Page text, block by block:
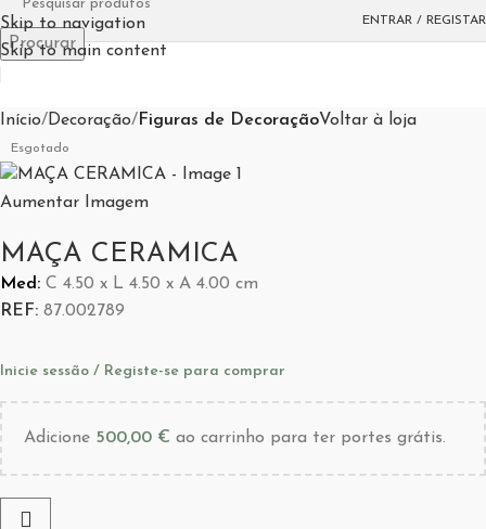
Skip to navigation
Skip to main content
Procurar
ENTRAR / REGISTAR
Início Decoração Figuras de DecoraçãoVoltar à loja
Esgotado
Aumentar Imagem
MAÇA CERAMICA
Med: C 4.50 x L 4.50 x A 4.00 cm
REF: 87.002789
Inicie sessão / Registe-se para comprar
Adicione 500,00 € ao carrinho para ter portes grátis.